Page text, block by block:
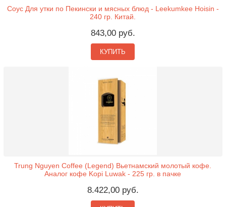
Соус Для утки по Пекински и мясных блюд - Leekumkee Hoisin -
240 гр. Китай.
843,00 руб.
КУПИТЬ
Trung Nguyen Coffee (Legend) Вьетнамский молотый кофе.
Аналог кофе Kopi Luwak - 225 гр. в пачке
8.422,00 руб.